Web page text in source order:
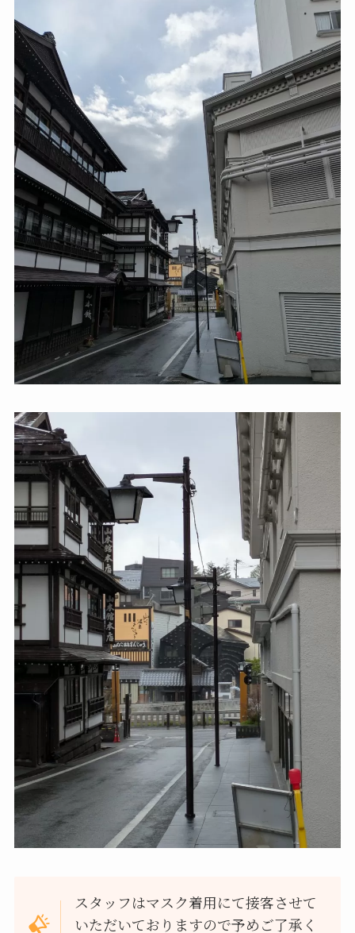
スタッフはマスク着用にて接客させて
いただいておりますので予めご了承く